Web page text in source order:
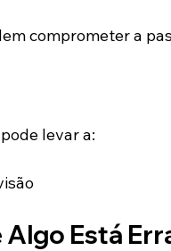
comprometer a
levar a:
Está